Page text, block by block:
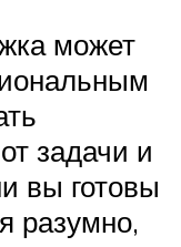
может
задачи и
вы готовы
разумно,